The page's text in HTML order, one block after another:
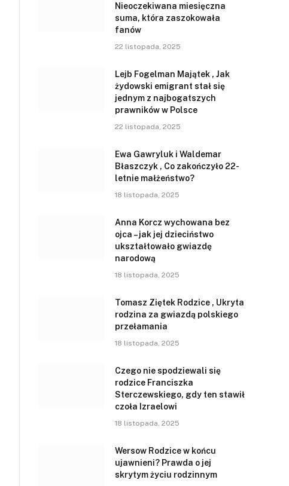
Nieoczekiwana miesięczna
suma, która zaszokowała
fanów
22 listopada, 2025
Lejb Fogelman Majątek , Jak
żydowski emigrant stał się
jednym z najbogatszych
prawników w Polsce
22 listopada, 2025
Ewa Gawryluk i Waldemar
Błaszczyk , Co zakończyło 22-
letnie małżeństwo?
18 listopada, 2025
Anna Korcz wychowana bez
ojca – jak jej dzieciństwo
ukształtowało gwiazdę
narodową
18 listopada, 2025
Tomasz Ziętek Rodzice , Ukryta
rodzina za gwiazdą polskiego
przełamania
18 listopada, 2025
Czego nie spodziewali się
rodzice Franciszka
Sterczewskiego, gdy ten stawił
czoła Izraelowi
18 listopada, 2025
Wersow Rodzice w końcu
ujawnieni? Prawda o jej
skrytym życiu rodzinnym